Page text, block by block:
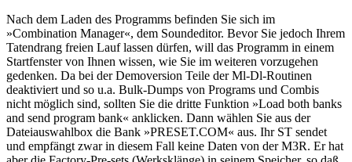
Nach dem Laden des Programms befinden Sie sich im
»Combination Manager«, dem Soundeditor. Bevor Sie jedoch Ihrem
Tatendrang freien Lauf lassen dürfen, will das Programm in einem
Startfenster von Ihnen wissen, wie Sie im weiteren vorzugehen
gedenken. Da bei der Demoversion Teile der Ml-Dl-Routinen
deaktiviert und so u.a. Bulk-Dumps von Programs und Combis
nicht möglich sind, sollten Sie die dritte Funktion »Load both banks
and send program bank« anklicken. Dann wählen Sie aus der
Dateiauswahlbox die Bank »PRESET.COM« aus. Ihr ST sendet
und empfängt zwar in diesem Fall keine Daten von der M3R. Er hat